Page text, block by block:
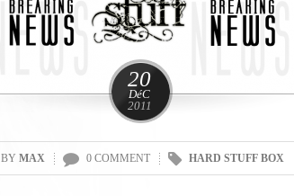
20
DéC
2011
BY MAX 0 COMMENT HARD STUFF BOX